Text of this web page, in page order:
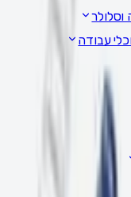
וסלולר
עבודה